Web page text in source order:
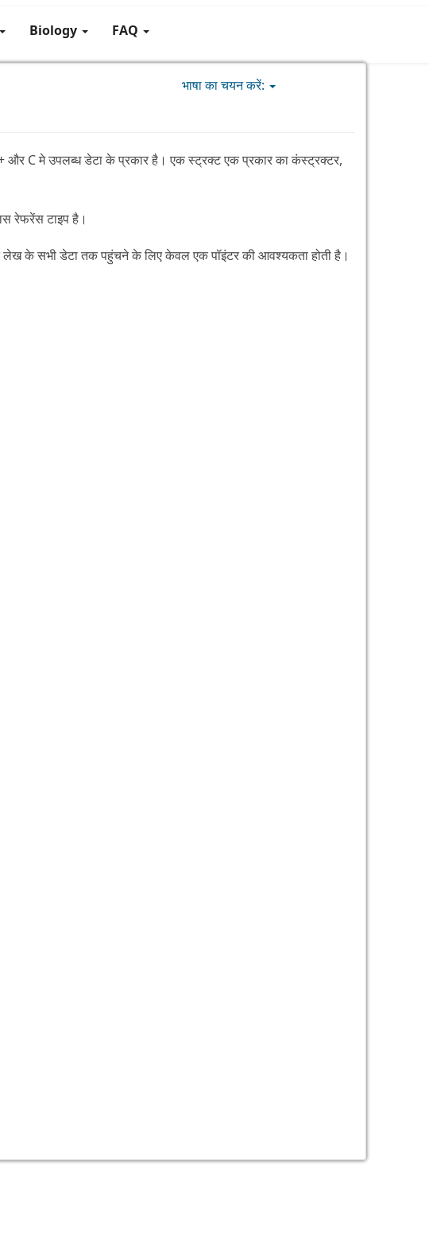
Biology FAQ
भाषा का चयन करें:
और C मे उपलब्ध डेटा के प्रकार है। एक स्ट्रक्ट एक प्रकार का कंस्ट्रक्टर,
रेफरेंस टाइप है।
लेख के सभी डेटा तक पहुंचने के लिए केवल एक पॉइंटर की आवश्यकता होती है।